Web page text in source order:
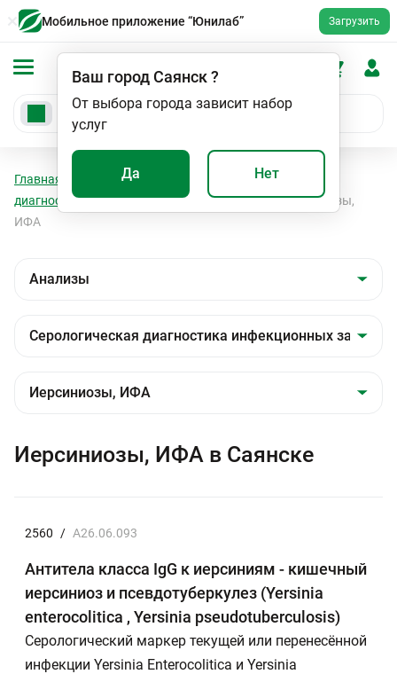
Мобильное приложение “Юнилаб” Загрузить
Ваш городСаянск?
От выбора города зависит набор
услуг
Да Нет
Главная Анализы
Серологическая
диагностика инфекционных заболеваний
Иерсиниозы,
ИФА
Иерсиниозы, ИФА в Саянске
2560 / A26.06.093
Антитела класса IgG к иерсиниям - кишечный
иерсиниоз и псевдотуберкулез (Yersinia
enterocolitica , Yersinia pseudotuberculosis)
Серологический маркер текущей или перенесённой
инфекции Yersinia Enterocolitica и Yersinia